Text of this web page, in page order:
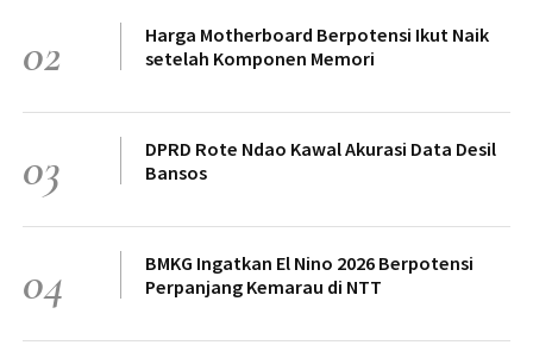
02
Harga Motherboard Berpotensi Ikut Naik
setelah Komponen Memori
03
DPRD Rote Ndao Kawal Akurasi Data Desil
Bansos
04
BMKG Ingatkan El Nino 2026 Berpotensi
Perpanjang Kemarau di NTT